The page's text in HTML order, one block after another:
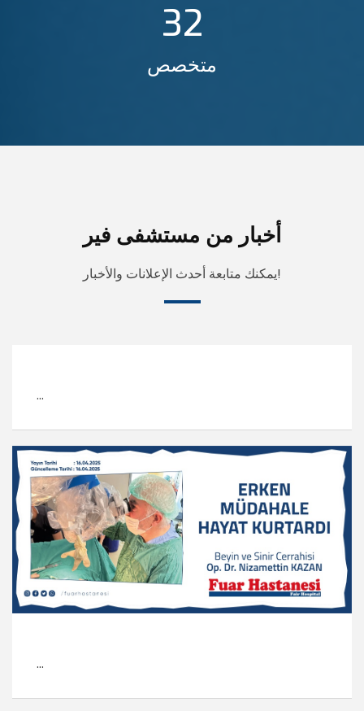
32
متخصص
أخبار من مستشفى فير
يمكنك متابعة أحدث الإعلانات والأخبار!
...
...